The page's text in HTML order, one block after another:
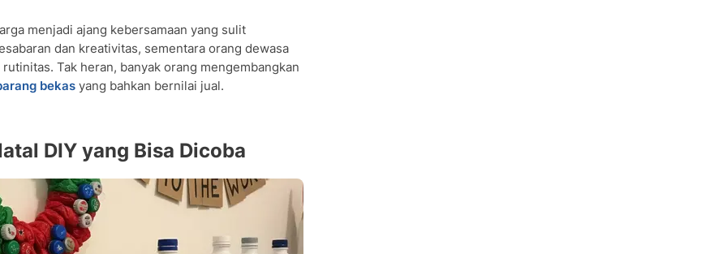
menjadi ajang kebersamaan yang sulit
dan kreativitas, sementara orang dewasa
Tak heran, banyak orang mengembangkan
bekas yang bahkan bernilai jual.
DIY yang Bisa Dicoba